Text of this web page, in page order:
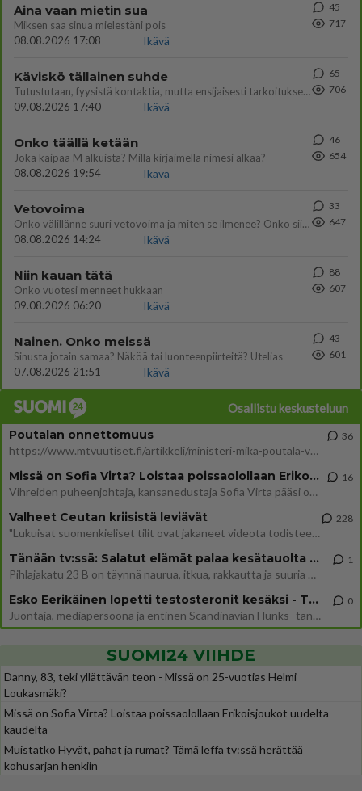
Aina vaan mietin sua
Miksen saa sinua mielestäni pois
08.08.2026 17:08
Ikävä
45
717
Käviskö tällainen suhde
Tutustutaan, fyysistä kontaktia, mutta ensijaisesti tarkoituksena ei ole aloittaa mitään virallista tai rikkoa mitään? E
09.08.2026 17:40
Ikävä
65
706
Onko täällä ketään
Joka kaipaa M alkuista? Millä kirjaimella nimesi alkaa?
08.08.2026 19:54
Ikävä
46
654
Vetovoima
Onko välillänne suuri vetovoima ja miten se ilmenee? Onko siitä haittaa?
08.08.2026 14:24
Ikävä
33
647
Niin kauan tätä
Onko vuotesi menneet hukkaan
09.08.2026 06:20
Ikävä
88
607
Nainen. Onko meissä
Sinusta jotain samaa? Näköä tai luonteenpiirteitä? Utelias
07.08.2026 21:51
Ikävä
43
601
Osallistu keskusteluun
Poutalan onnettomuus
https://www.mtvuutiset.fi/artikkeli/ministeri-mika-poutala-vakavassa-onnettomuudessa/9375980 Kumma kun jutussa ei manit
36
Missä on Sofia Virta? Loistaa poissaolollaan Erikoisjoukot uudelta kaudelta
Vihreiden puheenjohtaja, kansanedustaja Sofia Virta pääsi otsikoihin, kun tieto hänen osallistumisestaan Erikoisjoukot-k
16
Valheet Ceutan kriisistä leviävät
"Lukuisat suomenkieliset tilit ovat jakaneet videota todisteena siitä, että siirtolaisjoukot aiheuttavat edelleen Ceutas
228
Tänään tv:ssä: Salatut elämät palaa kesätauolta - Tässä hieman juonipaljastuksia
Pihlajakatu 23 B on täynnä naurua, itkua, rakkautta ja suuria salaisuuksia. Suomalaisten yksi pitkäikäisimmistä draamas
1
Esko Eerikäinen lopetti testosteronit kesäksi - Tämä ikävä vaikutus iski heti
Juontaja, mediapersoona ja entinen Scandinavian Hunks -tanssija Esko Eerikäinen on tunnettu avoimuudestaan. Nyt Eerikäi
0
SUOMI24 VIIHDE
Danny, 83, teki yllättävän teon - Missä on 25-vuotias Helmi
Loukasmäki?
Missä on Sofia Virta? Loistaa poissaolollaan Erikoisjoukot uudelta
kaudelta
Muistatko Hyvät, pahat ja rumat? Tämä leffa tv:ssä herättää
kohusarjan henkiin